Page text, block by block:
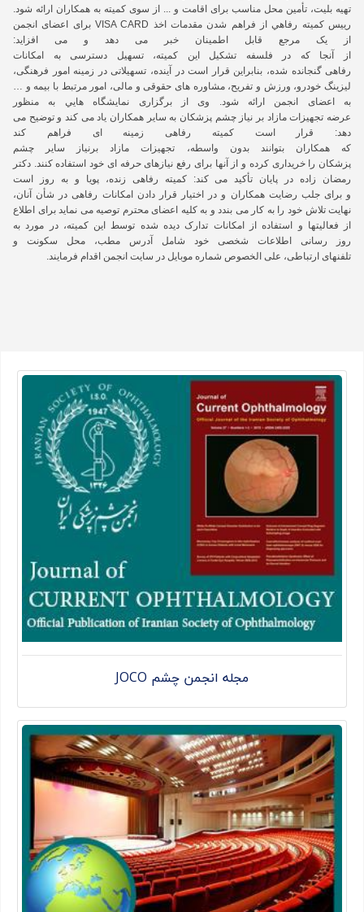
تهیه بلیت، تأمین محل مناسب برای اقامت و ... از سوی کمیته به همکاران ارائه شود.
رييس كميته رفاهي از فراهم شدن مقدمات اخذ VISA CARD برای اعضای انجمن
از
یک مرجع قابل اطمینان خبر می دهد و می افزاید:
از
آنجا که در فلسفه تشکیل این کمیته، تسهیل دسترسی به
امکانات
رفاهی گنجانده شده، بنابراین قرار است در آینده، تسهیلاتی در زمینه امور
فرهنگی،
لیزینگ خودرو، ورزش و تفریح، مشاوره های حقوقی و مالی، امور مرتبط با بیمه و …
به
اعضای انجمن ارائه شود. وی از برگزاری نمایشگاه هايي
به منظور
عرضه تجهیزات مازاد بر نیاز چشم پزشکان به سایر همکاران ياد می کند و توضیح می
دهد: قرار است کمیته رفاهی زمینه ای فراهم
کند
که
همکاران بتوانند بدون واسطه، تجهیزات مازاد برنیاز سایر
چشم
پزشکان را خریداری كرده و از آنها برای رفع نیازهای حرفه ای خود استفاده کنند. دکتر
رمضان زاده در پایان تأکید می کند: کمیته رفاهی زنده، پویا و به روز
است
و برای جلب رضایت همکاران و در اختیار قرار دادن امکانات رفاهی در شأن
آنان،
نهایت تلاش خود را به کار می بندد و به کلیه اعضای محترم توصیه می نماید برای اطلاع
از
فعالیتها و استفاده از امكانات تدارک ديده شده توسط این کمیته، در مورد به
روز
رسانی اطلاعات شخصی خود شامل آدرس مطب، محل سکونت
و
تلفنهای ارتباطی، علی الخصوص شماره موبایل در سایت انجمن اقدام فرمایند.
مجله انجمن چشم JOCO